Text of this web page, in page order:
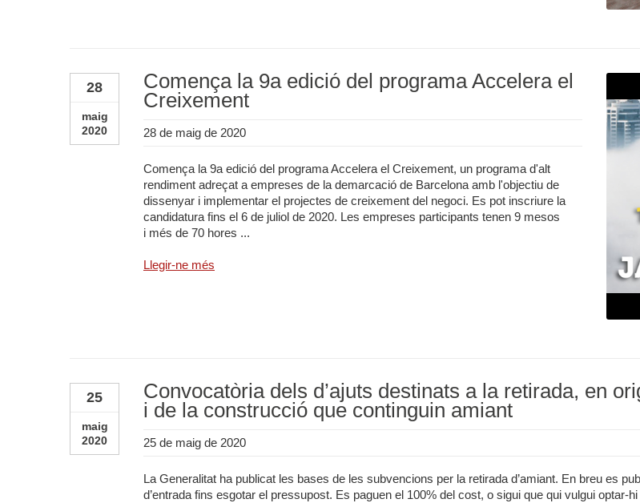
28
maig
2020
Comença la 9a edició del programa Accelera el
Creixement
28 de maig de 2020
Comença la 9a edició del programa Accelera el Creixement, un programa d'alt
rendiment adreçat a empreses de la demarcació de Barcelona amb l'objectiu de
dissenyar i implementar el projectes de creixement del negoci. Es pot inscriure la
candidatura fins el 6 de juliol de 2020. Les empreses participants tenen 9 mesos
i més de 70 hores ...
Llegir-ne més
25
maig
2020
Convocatòria dels d’ajuts destinats a la retirada, en
i de la construcció que continguin amiant
25 de maig de 2020
La Generalitat ha publicat les bases de les subvencions per la retirada d’amiant. En breu es
d’entrada fins esgotar el pressupost. Es paguen el 100% del cost, o sigui que qui vulgui optar-